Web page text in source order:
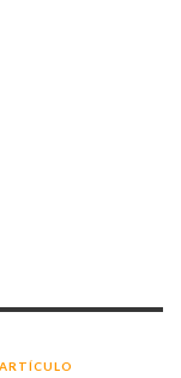
ARTÍCULO